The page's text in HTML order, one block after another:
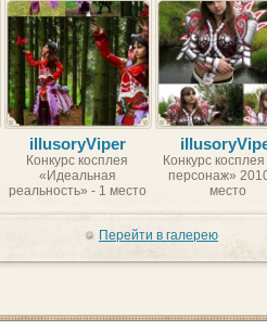
illusoryViper
Конкурс косплея
«Идеальная
реальность» - 1 место
Конкурс
персонаж»
место
Перейти в галерею